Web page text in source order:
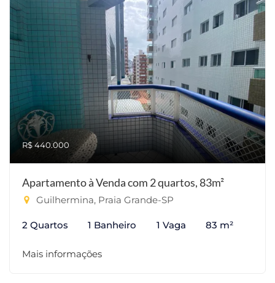
R$ 440.000
Apartamento à Venda com 2 quartos, 83m²
Guilhermina, Praia Grande-SP
2 Quartos 1 Banheiro 1 Vaga 83 m²
Mais informações